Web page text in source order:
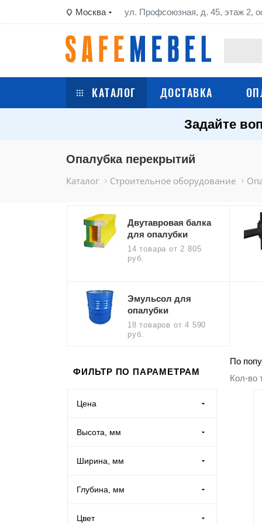
Москва ул. Профсоюзная, д. 45, этаж 2,
КАТАЛОГ
Шкафы металлические
Стеллажи металлические
Верстаки
Тележки
Медицинская мебель
Оборудование для общепита
Лабораторная мебель
Почтовые ящики
Опломбирование и опечатывание
Системы хранения
Банковское оборудование
ДОСТАВКА
Задайте
Опалубка перекрытий
Каталог Строительное оборудование
Двутавровая балка
для опалубки
14 товара от 2 805
руб.
Эмульсол для
опалубки
18 товаров от 4 590
руб.
ФИЛЬТР ПО ПАРАМЕТРАМ
Цена
Высота, мм
Ширина, мм
Глубина, мм
Цвет
По
Кол-во